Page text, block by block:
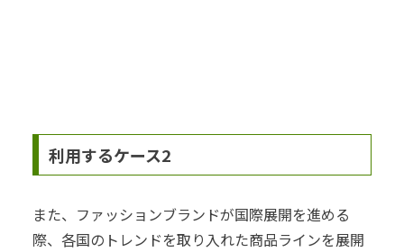
利用するケース2
また、ファッションブランドが国際展開を進める
際、各国のトレンドを取り入れた商品ラインを展開